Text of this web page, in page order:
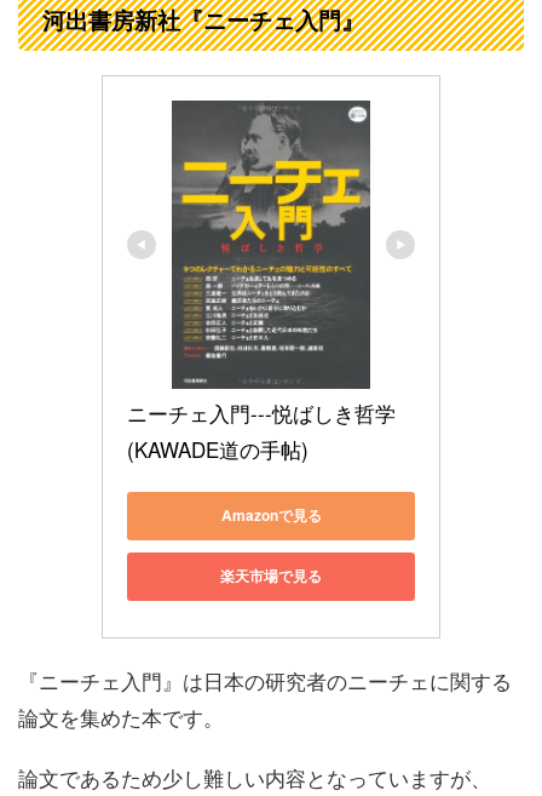
河出書房新社『ニーチェ入門』
ニーチェ入門---悦ばしき哲学
(KAWADE道の手帖)
Amazonで見る
楽天市場で見る
『ニーチェ入門』は日本の研究者のニーチェに関する
論文を集めた本です。
論文であるため少し難しい内容となっていますが、